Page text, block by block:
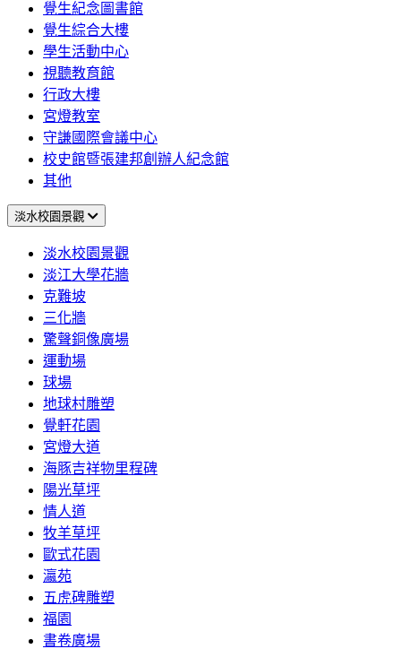
覺生紀念圖書館
覺生綜合大樓
學生活動中心
視聽教育館
行政大樓
宮燈教室
守謙國際會議中心
校史館暨張建邦創辦人紀念館
其他
淡水校園景觀
淡水校園景觀
淡江大學花牆
克難坡
三化牆
驚聲銅像廣場
運動場
球場
地球村雕塑
覺軒花園
宮燈大道
海豚吉祥物里程碑
陽光草坪
情人道
牧羊草坪
歐式花園
瀛苑
五虎碑雕塑
福園
書卷廣場